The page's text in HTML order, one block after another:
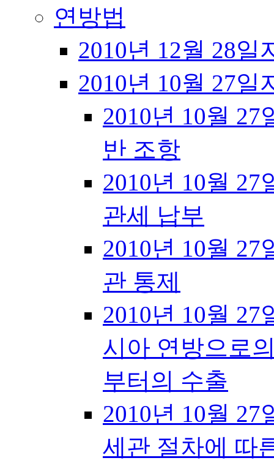
연방법
2010년 12월 28일
2010년 10월 27일
2010년 10월 27
반 조항
2010년 10월
관세 납부
2010년 10월
관 통제
2010년 10월 27
시아 연방으로
부터의 수출
2010년 10월 27
세관 절차에 따